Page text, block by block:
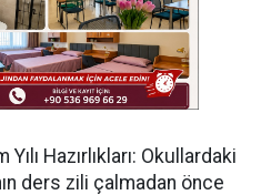
Hazırlıkları: Okullardaki
ders zili çalmadan önce